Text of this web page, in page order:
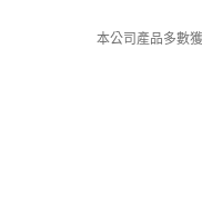
本公司產品多數